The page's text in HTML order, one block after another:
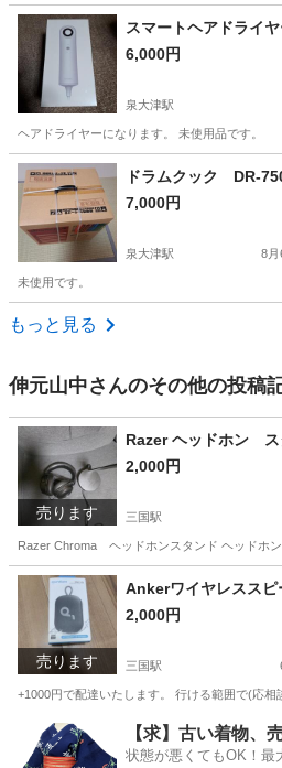
大阪 大阪市 海老江駅 キッチン家電
スマートヘアドライ
6,000円
泉大津駅
ヘアドライヤーになります。 未使用品です。
大阪 泉大津市 泉大津駅
ドラムクック DR-
7,000円
泉大津駅 8月
未使用です。
大阪 泉大津市
もっと見る
伸元山中さんのその他の投稿
売ります
Razer ヘッドホン ス
2,000円
三国駅
Razer Chroma ヘッドホンスタンド ヘッドホ
大阪 大阪市 オーディオ
売ります
Ankerワイヤレススピ
2,000円
三国駅
+1000円で配達いたします。 行ける範囲で(応相
大阪 大阪市 三国駅 オーディオ
【求】古い着物、
状態が悪くてもOK！最